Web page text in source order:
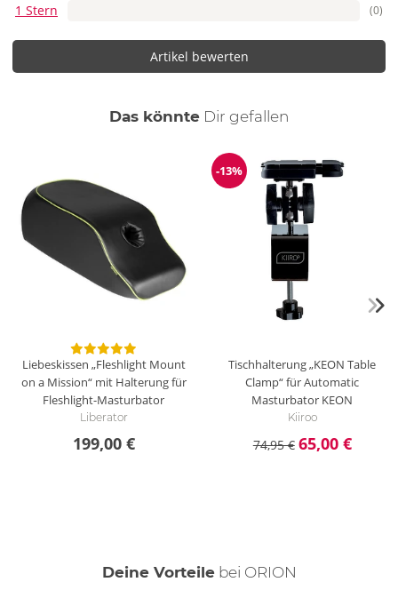
1 Stern (0)
Artikel bewerten
Das könnte Dir auch
gefallen
Liebeskissen „Fleshlight Mount
on a Mission“ mit Halterung für
Fleshlight-Masturbator
Liberator
199,00 €
Reduzierung
-13%
Tischhalterung „KEON Table
Clamp“ für Automatic
Masturbator KEON
Kiiroo
74,95 € 65,00 €
Deine Vorteilebei ORION